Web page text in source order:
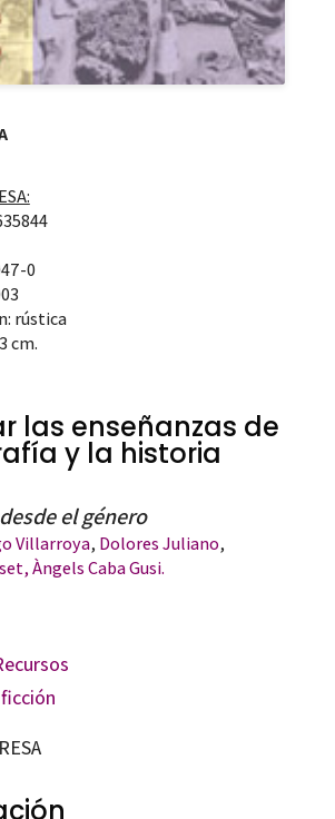
0
rústica
cm.
las enseñanzas de
y la historia
el género
Villarroya, Dolores Juliano,
Àngels Caba Gusi.